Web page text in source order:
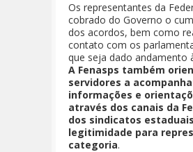
Os representantes da
cobrado do Governo o
dos acordos, bem como
contato com os
que seja dado andamento
A Fenasps também
servidores a
informações e
através dos canais da
dos sindicatos
legitimidade para
categoria.